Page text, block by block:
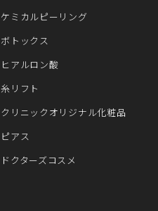
ケミカルピーリング
ボトックス
ヒアルロン酸
糸リフト
クリニックオリジナル化粧品
ピアス
ドクターズコスメ